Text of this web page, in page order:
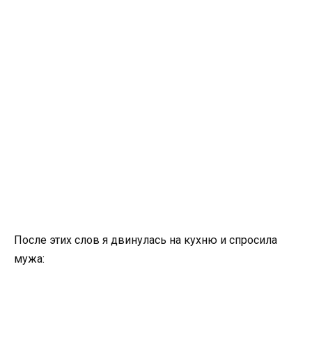
После этих слов я двинулась на кухню и спросила
мужа: